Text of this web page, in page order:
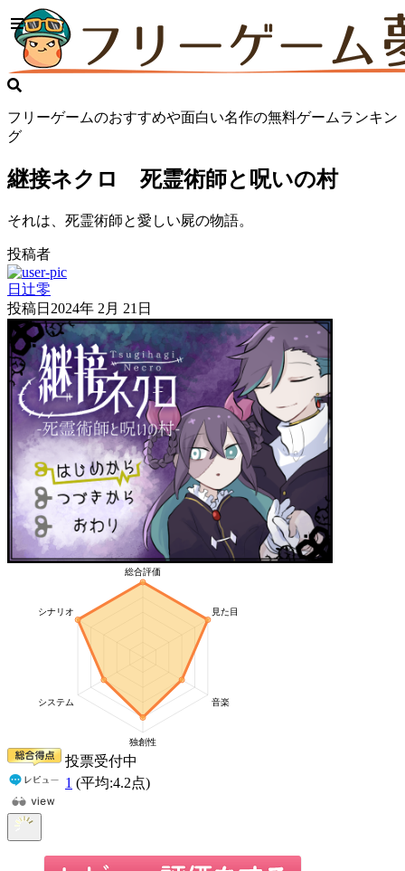
フリーゲームのおすすめや面白い名作の無料ゲームランキン
グ
継接ネクロ 死霊術師と呪いの村
それは、死霊術師と愛しい屍の物語。
投稿者
日辻零
投稿日 2024年 2月 21日
投票受付中
1 (平均:4.2点)